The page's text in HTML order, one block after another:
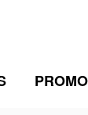
PROMO